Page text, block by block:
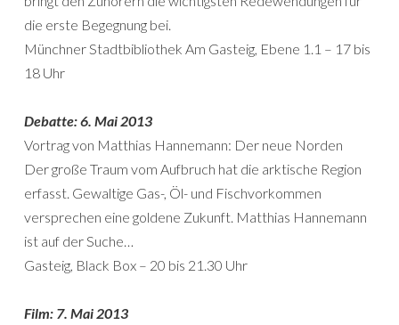
die erste Begegnung bei.
Münchner Stadtbibliothek Am Gasteig, Ebene 1.1 – 17 bis
18 Uhr
Debatte: 6. Mai 2013
Vortrag von Matthias Hannemann: Der neue Norden
Der große Traum vom Aufbruch hat die arktische Region
erfasst. Gewaltige Gas-, Öl- und Fischvorkommen
versprechen eine goldene Zukunft. Matthias Hannemann
ist auf der Suche…
Gasteig, Black Box – 20 bis 21.30 Uhr
Film: 7. Mai 2013